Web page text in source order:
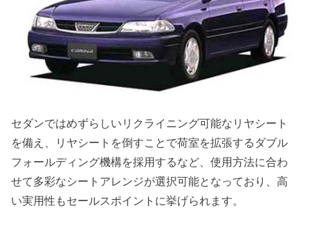
セダンではめずらしいリクライニング可能なリヤシート
を備え、リヤシートを倒すことで荷室を拡張するダブル
フォールディング機構を採用するなど、使用方法に合わ
せて多彩なシートアレンジが選択可能となっており、高
い実用性もセールスポイントに挙げられます。